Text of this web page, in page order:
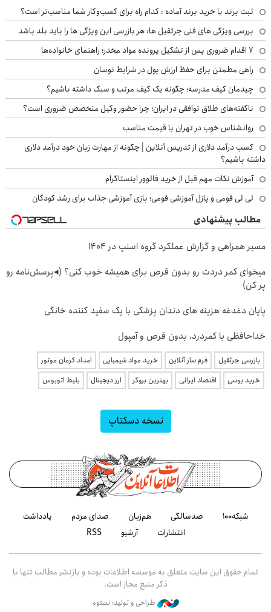
ثبت برند یا خرید برند آماده : کدام راه برای کسب‌وکار شما مناسب‌تر است؟
بررسی ویژگی های فنی جرثقیل ها: هر بازرسی این ویژگی ها را باید بلد باشد
۷ اقدام ضروری پس از تشکیل پرونده مواد مخدر؛ راهنمای خانواده‌ها
راهی مطمئن برای حفظ ارزش پول در شرایط نوسان
چیدمان کیف مدرسه؛ چگونه یک کیف مرتب و سبک داشته باشیم؟
ناگفته‌های طلاق توافقی در ایران؛ چرا حضور وکیل متخصص ضروری است؟
روانشناس خوب در تهران با قیمت مناسب
کسب درآمد دلاری از تدریس آنلاین | چگونه از مهارت زبان خود درآمد دلاری
داشته باشیم؟
آموزش نکات مهم قبل از خرید فالوور اینستاگرام
لی لی فومی و پازل آموزشی فومی؛ بازی آموزشی جذاب برای رشد کودکان
مطالب پیشنهادی
مسیر همراهی و گزارش عملکرد گروه اسنپ در ۱۴۰۴
میخوای کمر دردت رو بدون قرص برای همیشه خوب کنی؟ (◂پرسش‌نامه رو
پر کن)
پایان دغدغه هزینه های دندان پزشکی با پک سفید کننده خانگی
خداحافظی با کمردرد، بدون قرص و آمپول
بازرسی جرثقیل فرم ساز آنلاین خرید مواد شیمیایی
امداد کرمان موتور
خرید یوسی
اقتصاد ایرانی بهترین بروکر ارز دیجیتال بلیط اتوبوس
نسخه دسکتاپ
شبکه۱۰۰ صدسالگی هم‌زبان صدای مردم
یادداشت
انتشارات
آرشیو RSS
تمام حقوق این سایت متعلق به موسسه اطلاعات بوده و بازنشر مطالب تنها با
ذکر منبع مجاز است.
طراحی و تولید: نستوه